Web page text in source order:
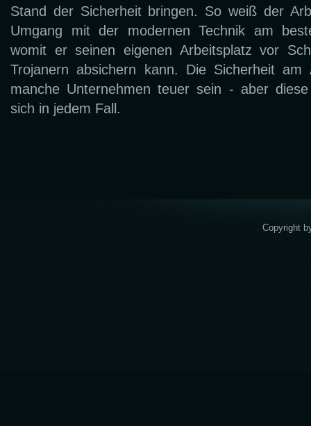
Stand der Sicherheit bringen. So weiß der
Umgang mit der modernen Technik am
womit er seinen eigenen Arbeitsplatz vor
Trojanern absichern kann. Die Sicherheit am
manche Unternehmen teuer sein - aber
sich in jedem Fall.
Copyright